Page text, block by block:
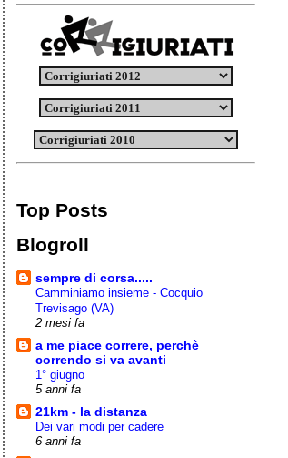
Top Posts
Blogroll
sempre di corsa.....
Camminiamo insieme - Cocquio
Trevisago (VA)
2 mesi fa
a me piace correre, perchè
correndo si va avanti
1° giugno
5 anni fa
21km - la distanza
Dei vari modi per cadere
6 anni fa